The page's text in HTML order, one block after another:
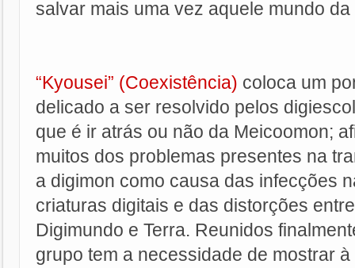
salvar mais uma vez aquele mundo
“Kyousei” (Coexistência) coloca um
delicado a ser resolvido pelos
que é ir atrás ou não da Meicoomon;
muitos dos problemas presentes na
a digimon como causa das infecções
criaturas digitais e das distorções entre
Digimundo e Terra. Reunidos
grupo tem a necessidade de mostrar à